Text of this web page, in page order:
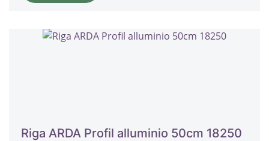
Riga ARDA Profil alluminio 50cm 18250